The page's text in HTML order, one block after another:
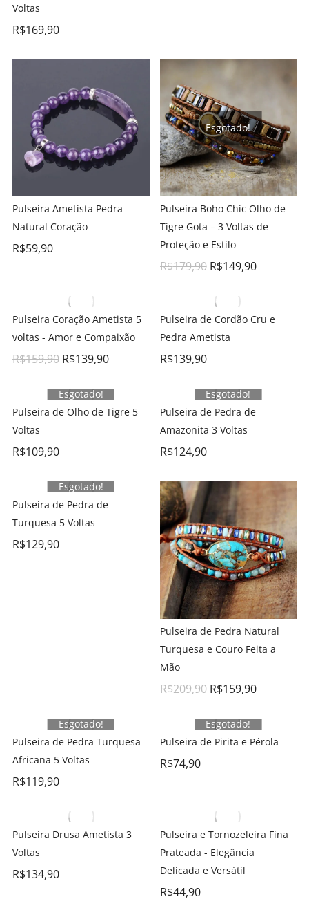
Voltas
R$169,90
Pulseira Ametista Pedra
Natural Coração
R$59,90
Esgotado!
Pulseira Boho Chic Olho de
Tigre Gota – 3 Voltas de
Proteção e Estilo
R$179,90 R$149,90
Pulseira Coração Ametista 5
voltas - Amor e Compaixão
R$159,90 R$139,90
Pulseira de Cordão Cru e
Pedra Ametista
R$139,90
Esgotado!
Pulseira de Olho de Tigre 5
Voltas
R$109,90
Esgotado!
Pulseira de Pedra de
Amazonita 3 Voltas
R$124,90
Esgotado!
Pulseira de Pedra de
Turquesa 5 Voltas
R$129,90
Pulseira de Pedra Natural
Turquesa e Couro Feita a
Mão
R$209,90 R$159,90
Esgotado!
Pulseira de Pedra Turquesa
Africana 5 Voltas
R$119,90
Esgotado!
Pulseira de Pirita e Pérola
R$74,90
Pulseira Drusa Ametista 3
Voltas
R$134,90
Pulseira e Tornozeleira Fina
Prateada - Elegância
Delicada e Versátil
R$44,90